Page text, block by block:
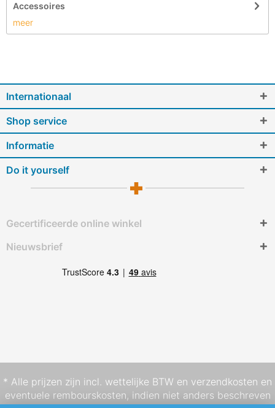
Accessoires
meer
Internationaal
Shop service
Informatie
Do it yourself
Gecertificeerde online winkel
Nieuwsbrief
* Alle prijzen zijn incl. wettelijke BTW en verzendkosten en
eventuele rembourskosten, indien niet anders beschreven